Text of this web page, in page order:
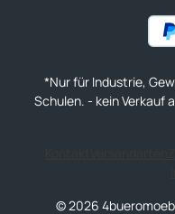
*Nur für Industrie,
Schulen. - kein Verkauf
© 2026